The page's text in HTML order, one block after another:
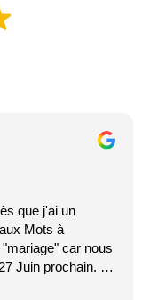
que j'ai un
Mots à
car nous
Juin prochain. Je